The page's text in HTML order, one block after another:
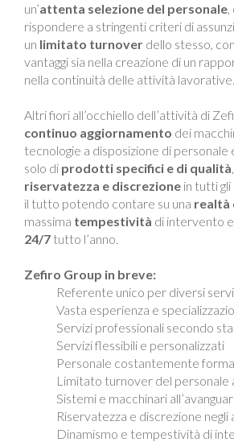
un’attenta selezione del personale
rispondere a stringenti criteri di
un limitato turnover dello stesso,
vantaggi sia nella creazione di un
nella continuità delle attività lavorative.
Altri fiori all’occhiello dell’attività di
continuo aggiornamento dei
tecnologie a disposizione di personale
solo di prodotti specifici e di qualità
riservatezza e discrezione in tutti
il tutto potendo contare su una realtà
massima tempestività di intervento e
24/7 tutto l’anno.
Zefiro Group in breve:
Referente unico per diversi
Vasta esperienza e
Servizi professionali secondo
Servizi flessibili e personalizzati
Personale costantemente
Limitato turnover del personale
Sistemi e macchinari
Riservatezza e discrezione
Dinamismo e tempestività di